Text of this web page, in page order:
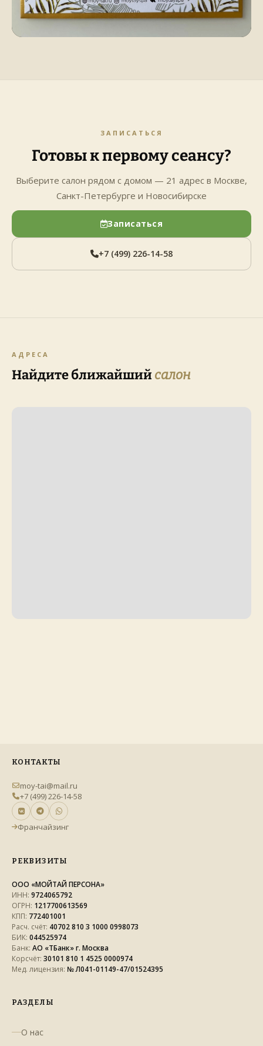
ЗАПИСАТЬСЯ
Готовы к первому сеансу?
Выберите салон рядом с домом — 21 адрес в Москве,
Санкт-Петербурге и Новосибирске
Записаться
+7 (499) 226-14-58
АДРЕСА
Найдите ближайшийсалон
КОНТАКТЫ
moy-tai@mail.ru
+7 (499) 226-14-58
Франчайзинг
РЕКВИЗИТЫ
ООО «МОЙТАЙ ПЕРСОНА»
ИНН: 9724065792
ОГРН: 1217700613569
КПП: 772401001
Расч. счёт: 40702 810 3 1000 0998073
БИК: 044525974
Банк: АО «ТБанк» г. Москва
Корсчёт: 30101 810 1 4525 0000974
Мед. лицензия: № Л041-01149-47/01524395
РАЗДЕЛЫ
О нас